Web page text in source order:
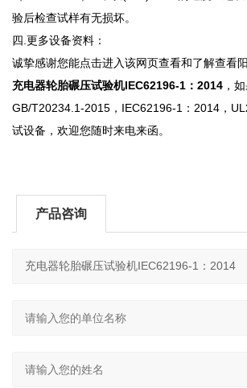
验后检查试样有无损坏。
四.更多设备资料：
诚挚感谢您能点击进入该网页查看和了解查看
充电器轮胎碾压试验机IEC62196-1：2014 ，
GB/T20234.1-2015，IEC62196-1：2014，
试设备，欢迎您随时来电来函。
产品咨询